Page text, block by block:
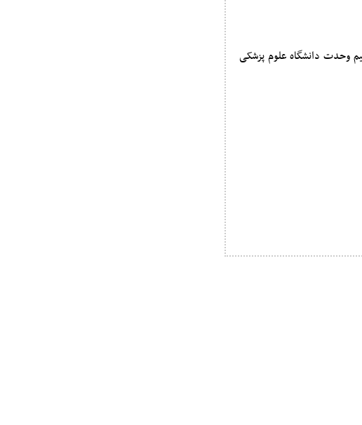
وحدت دانشگاه علوم پزشکی